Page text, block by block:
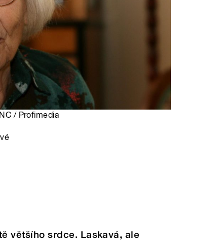
/ Profimedia
většího srdce. Laskavá, ale